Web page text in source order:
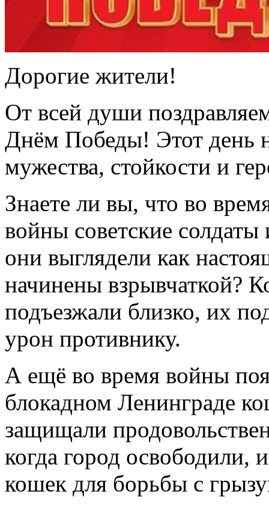
Дорогие жители!
От всей души
Днём Победы! Этот день
мужества, стойкости и
Знаете ли вы, что во
войны советские
они выглядели как
начинены взрывчаткой?
подъезжали близко, их
урон противнику.
А ещё во время войны
блокадном Ленинграде
защищали
когда город освободили,
кошек для борьбы с